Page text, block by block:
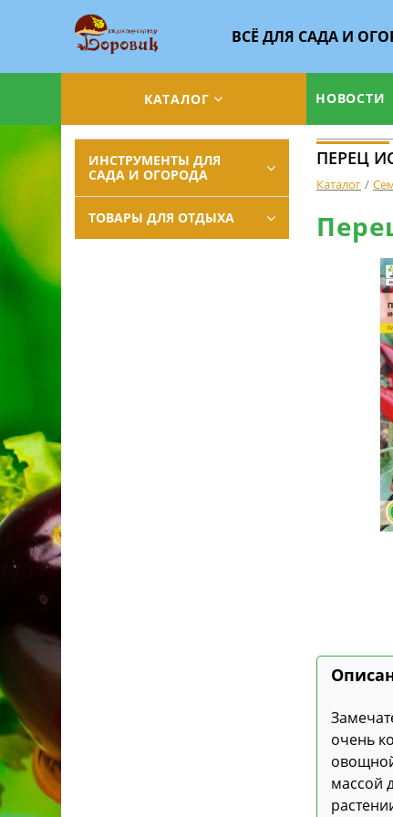
ВСЁ ДЛЯ САДА И
КАТАЛОГ НОВОСТИ
ИНСТРУМЕНТЫ ДЛЯ
САДА И ОГОРОДА
ТОВАРЫ ДЛЯ ОТДЫХА
ПЕРЕЦ
Каталог
очень
массой